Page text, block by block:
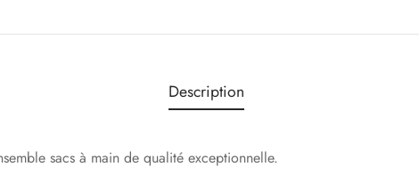
Description
sacs à main de qualité exceptionnelle.